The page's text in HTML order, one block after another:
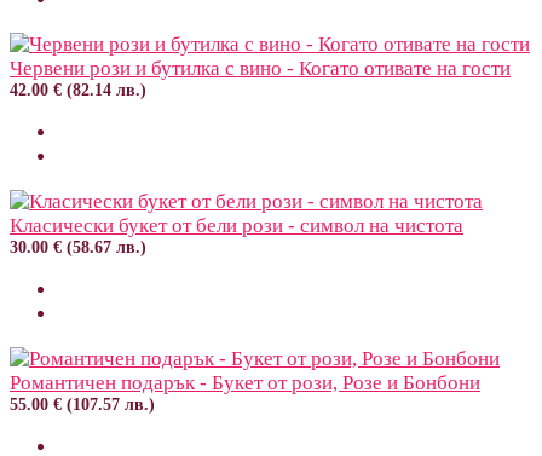
Червени рози и бутилка с вино - Когато отивате на гости
42.00 € (82.14 лв.)
Класически букет от бели рози - символ на чистота
30.00 € (58.67 лв.)
Романтичен подарък - Букет от рози, Розе и Бонбони
55.00 € (107.57 лв.)